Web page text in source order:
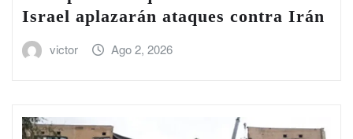
Israel aplazarán ataques contra Irán
victor Ago 2, 2026